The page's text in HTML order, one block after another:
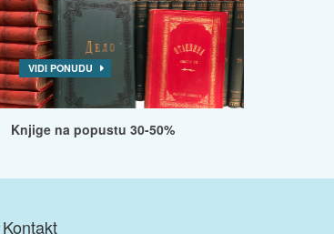
VIDI PONUDU
Knjige na popustu 30-50%
Kontakt